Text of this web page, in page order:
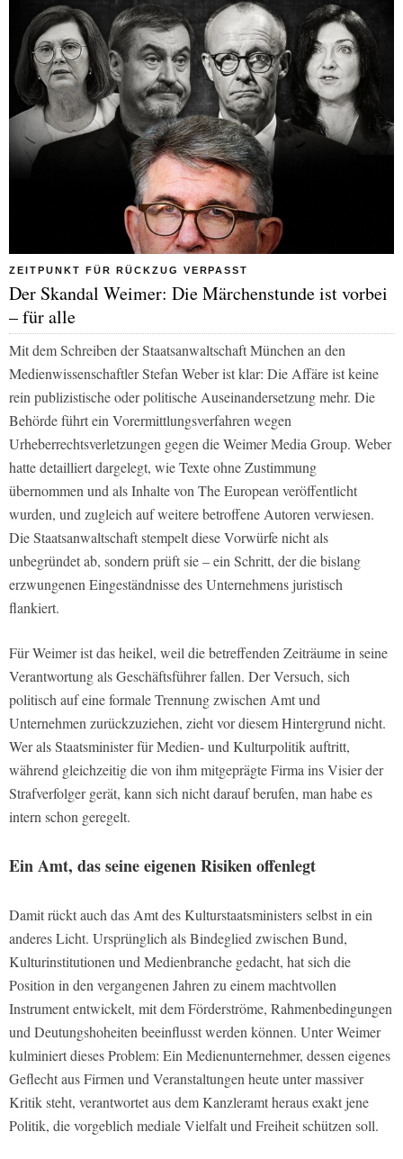
ZEITPUNKT FÜR RÜCKZUG VERPASST
Der Skandal Weimer: Die Märchenstunde ist vorbei
– für alle
Mit dem Schreiben der Staatsanwaltschaft München an den
Medienwissenschaftler Stefan Weber ist klar: Die Affäre ist keine
rein publizistische oder politische Auseinandersetzung mehr. Die
Behörde führt ein Vorermittlungsverfahren wegen
Urheberrechtsverletzungen gegen die Weimer Media Group. Weber
hatte detailliert dargelegt, wie Texte ohne Zustimmung
übernommen und als Inhalte von The European veröffentlicht
wurden, und zugleich auf weitere betroffene Autoren verwiesen.
Die Staatsanwaltschaft stempelt diese Vorwürfe nicht als
unbegründet ab, sondern prüft sie – ein Schritt, der die bislang
erzwungenen Eingeständnisse des Unternehmens juristisch
flankiert.
Für Weimer ist das heikel, weil die betreffenden Zeiträume in seine
Verantwortung als Geschäftsführer fallen. Der Versuch, sich
politisch auf eine formale Trennung zwischen Amt und
Unternehmen zurückzuziehen, zieht vor diesem Hintergrund nicht.
Wer als Staatsminister für Medien- und Kulturpolitik auftritt,
während gleichzeitig die von ihm mitgeprägte Firma ins Visier der
Strafverfolger gerät, kann sich nicht darauf berufen, man habe es
intern schon geregelt.
Ein Amt, das seine eigenen Risiken offenlegt
Damit rückt auch das Amt des Kulturstaatsministers selbst in ein
anderes Licht. Ursprünglich als Bindeglied zwischen Bund,
Kulturinstitutionen und Medienbranche gedacht, hat sich die
Position in den vergangenen Jahren zu einem machtvollen
Instrument entwickelt, mit dem Förderströme, Rahmenbedingungen
und Deutungshoheiten beeinflusst werden können. Unter Weimer
kulminiert dieses Problem: Ein Medienunternehmer, dessen eigenes
Geflecht aus Firmen und Veranstaltungen heute unter massiver
Kritik steht, verantwortet aus dem Kanzleramt heraus exakt jene
Politik, die vorgeblich mediale Vielfalt und Freiheit schützen soll.